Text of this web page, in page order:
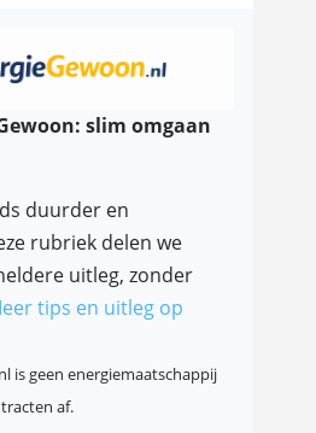
slim omgaan
duurder en
rubriek delen we
uitleg, zonder
tips en uitleg op
is geen energiemaatschappij
af.